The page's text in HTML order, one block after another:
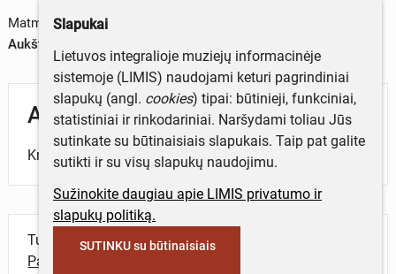
Matmenys
Aukštis x plotis – 0 x 0 cm
Aprašymas
Kryžius.
Turite daugiau informacijos apie objektą?
Parašykite mums!
Slapukai
Lietuvos integralioje muziejų informacinėje
sistemoje (LIMIS) naudojami keturi pagrindiniai
slapukų (angl. cookies) tipai: būtinieji, funkciniai,
statistiniai ir rinkodariniai. Naršydami toliau Jūs
sutinkate su būtinaisiais slapukais. Taip pat galite
sutikti ir su visų slapukų naudojimu.
Sužinokite daugiau apie LIMIS privatumo ir
slapukų politiką.
SUTINKU su būtinaisiais